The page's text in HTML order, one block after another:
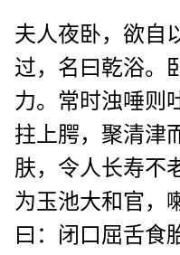
夫人夜卧，欲自
过，名曰乾浴。
力。常时浊唾则
拄上腭，聚清津
肤，令人长寿不
为玉池大和官，
曰：闭口屈舌食